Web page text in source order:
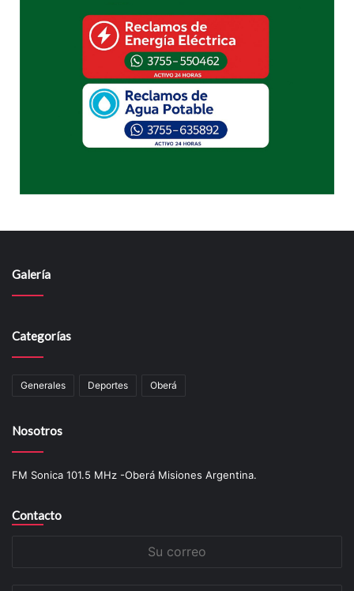
Galería
Categorías
Generales Deportes Oberá
Nosotros
FM Sonica 101.5 MHz -Oberá Misiones Argentina.
Contacto